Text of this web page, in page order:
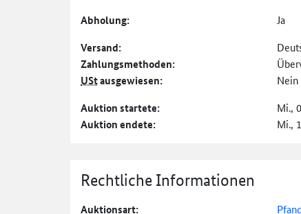
Abholung: Ja
Versand:
Zahlungs­methoden:
UStausgewiesen: Nein
Auktion startete: Mi.,
Auktion endete: Mi.,
Rechtliche Informationen
Auktionsart: